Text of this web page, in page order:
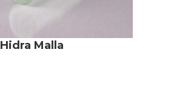
Hidra Malla